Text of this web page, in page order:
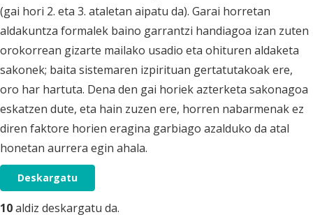
(gai hori 2. eta 3. ataletan aipatu da). Garai horretan
aldakuntza formalek baino garrantzi handiagoa izan zuten
orokorrean gizarte mailako usadio eta ohituren aldaketa
sakonek; baita sistemaren izpirituan gertatutakoak ere,
oro har hartuta. Dena den gai horiek azterketa sakonagoa
eskatzen dute, eta hain zuzen ere, horren nabarmenak ez
diren faktore horien eragina garbiago azalduko da atal
honetan aurrera egin ahala.
Deskargatu
10aldiz deskargatu da.